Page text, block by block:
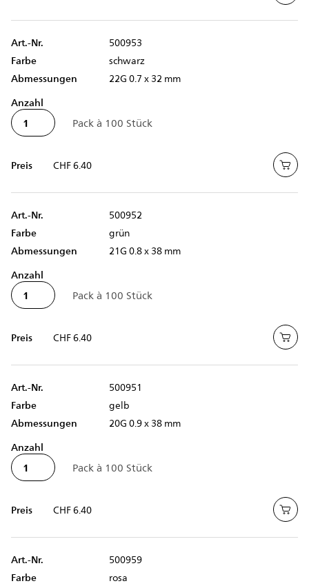
Art.-Nr.
500953
Farbe
schwarz
Abmessungen
22G 0.7 x 32 mm
Anzahl
Preis CHF 6.40
Art.-Nr.
500952
Farbe
grün
Abmessungen
21G 0.8 x 38 mm
Anzahl
Preis CHF 6.40
Art.-Nr.
500951
Farbe
gelb
Abmessungen
20G 0.9 x 38 mm
Anzahl
Preis CHF 6.40
Art.-Nr.
500959
Farbe
rosa